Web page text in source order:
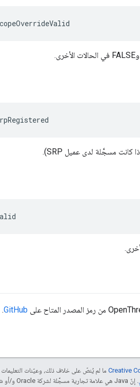
GitHub
ما لم يُنصّ على خلاف ذلك، وعيّنات